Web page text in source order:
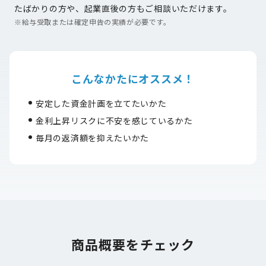
たばかりの方や、起業直後の方もご相談いただけます。
※給与受取または確定申告の実績が必要です。
こんなかたにオススメ！
安定した資金計画を立てたいかた
金利上昇リスクに不安を感じているかた
毎月の返済額を抑えたいかた
商品概要をチェック